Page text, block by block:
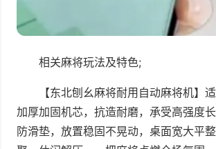
相关麻将玩法及特色;
【东北刨幺麻将耐用自动麻将机】
加厚加固机芯，抗造耐磨，承受高强度
防滑垫，放置稳固不晃动，桌面宽大平